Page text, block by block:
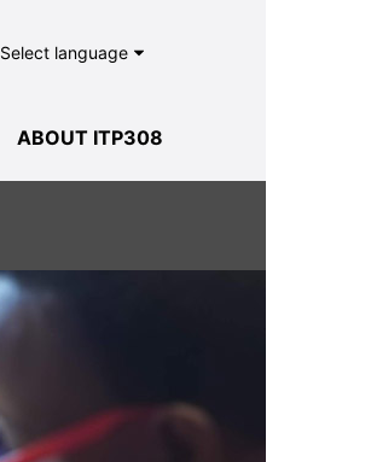
Select language
ABOUT ITP308